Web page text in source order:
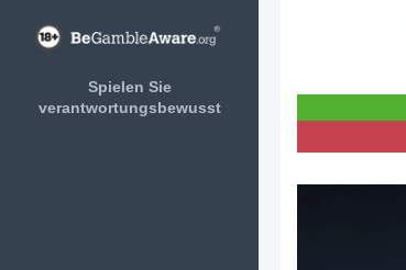
Spielen Sie
verantwortungsbewusst